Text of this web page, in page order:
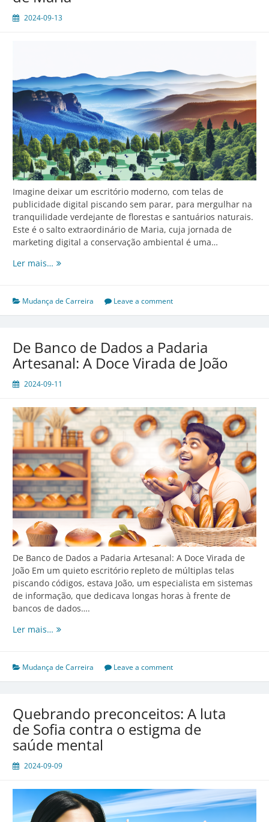
2024-09-13
Imagine deixar um escritório moderno, com telas de
publicidade digital piscando sem parar, para mergulhar na
tranquilidade verdejante de florestas e santuários naturais.
Este é o salto extraordinário de Maria, cuja jornada de
marketing digital a conservação ambiental é uma…
Ler mais… Do
à
Conservação
Salto
de
Mudança de Carreira Leave a comment
De Banco de Dados a Padaria
Artesanal: A Doce Virada de João
2024-09-11
De Banco de Dados a Padaria Artesanal: A Doce Virada de
João Em um quieto escritório repleto de múltiplas telas
piscando códigos, estava João, um especialista em sistemas
de informação, que dedicava longas horas à frente de
bancos de dados….
Ler mais… De
Dados
a
A
Doce
Virada
João
Mudança de Carreira Leave a comment
Quebrando preconceitos: A luta
de Sofia contra o estigma de
saúde mental
2024-09-09